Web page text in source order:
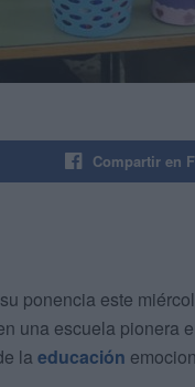
Compartir en
ponencia este
una escuela pionera
la educación